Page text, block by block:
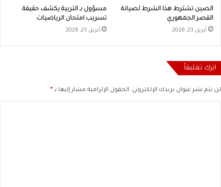
الصين تشترط هذا الشرط لصيانة
القصر الجمهوري
أبريل 23, 2026
مسؤول بـ التربية يكشف حقيقة
تسريب امتحان الرياضيات
أبريل 23, 2026
اترك تعليقاً
لن يتم نشر عنوان بريدك الإلكتروني. الحقول الإلزامية مشار إليها بـ *